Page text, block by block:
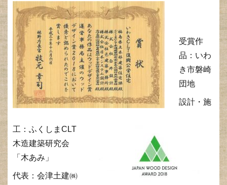
受賞作
品：いわ
き市磐崎
団地
設計・施
工：ふくしまCLT
木造建築研究会
「木あみ」
代表：会津土建㈱